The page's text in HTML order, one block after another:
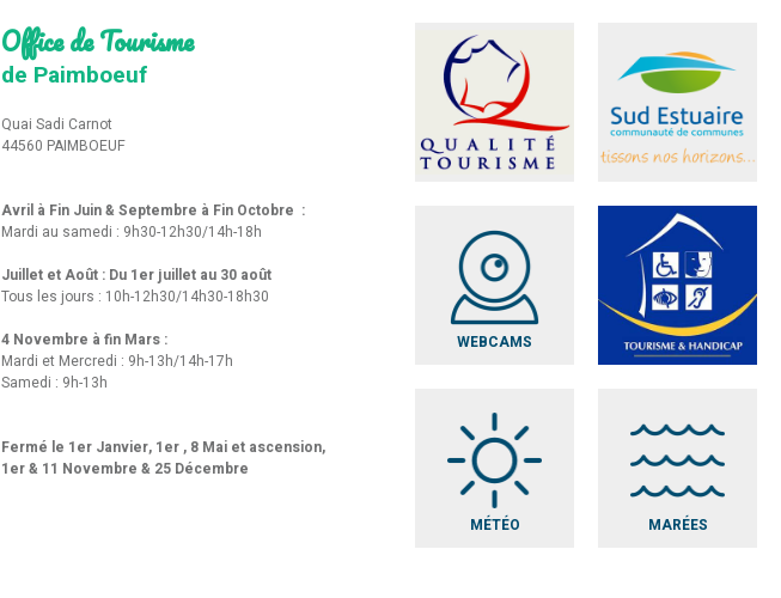
Office de Tourisme
de Paimboeuf
Quai Sadi Carnot
44560 PAIMBOEUF
Avril à Fin Juin & Septembre à Fin Octobre :
Mardi au samedi : 9h30-12h30/14h-18h
Juillet et Août : Du 1er juillet au 30 août
Tous les jours : 10h-12h30/14h30-18h30
4 Novembre à fin Mars :
Mardi et Mercredi : 9h-13h/14h-17h
Samedi : 9h-13h
Fermé le 1er Janvier, 1er , 8 Mai et ascension,
1er & 11 Novembre & 25 Décembre
WEBCAMS
MÉTÉO MARÉES